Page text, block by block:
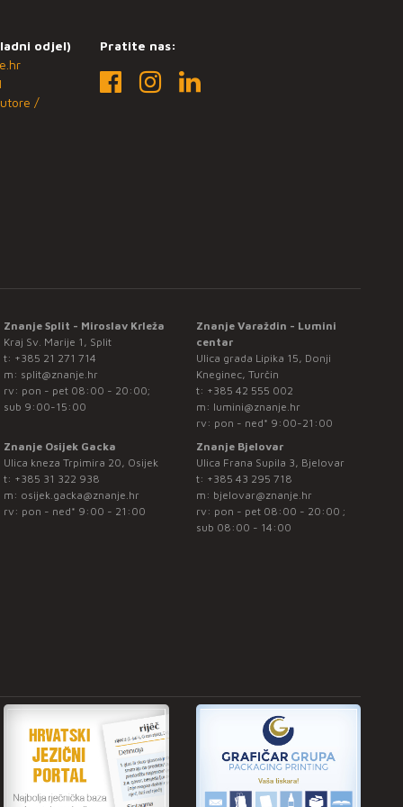
odjel)
/
Pratite nas:
Znanje Split - Miroslav Krleža
Kraj Sv. Marije 1, Split
t: +385 21 271 714
m: split@znanje.hr
rv: pon - pet 08:00 - 20:00;
sub 9:00-15:00
Znanje Varaždin - Lumini
centar
Ulica grada Lipika 15, Donji
Kneginec, Turčin
t: +385 42 555 002
m: lumini@znanje.hr
rv: pon - ned* 9:00-21:00
Znanje Osijek Gacka
Ulica kneza Trpimira 20, Osijek
t: +385 31 322 938
m: osijek.gacka@znanje.hr
rv: pon - ned* 9:00 - 21:00
Znanje Bjelovar
Ulica Frana Supila 3, Bjelovar
t: +385 43 295 718
m: bjelovar@znanje.hr
rv: pon - pet 08:00 - 20:00 ;
sub 08:00 - 14:00